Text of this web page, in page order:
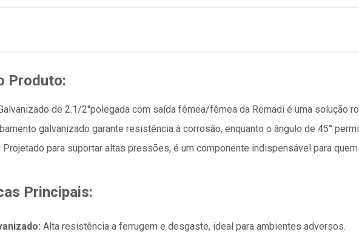
Produto:
de 2.1/2''polegada com saída fêmea/fêmea da Remadi é uma solução
galvanizado garante resistência à corrosão, enquanto o ângulo de 45°
Projetado para suportar altas pressões, é um componente indispensável para
Principais:
Alta resistência a ferrugem e desgaste, ideal para ambientes adversos.